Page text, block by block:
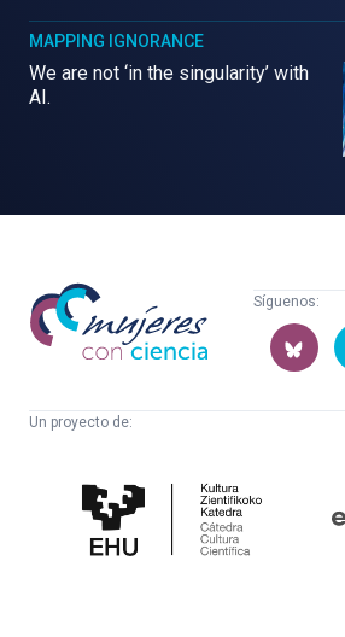
MAPPING IGNORANCE
We are not ‘in the singularity’ with
AI.
Mujeres
con
ciencia
Síguenos:
Un proyecto de:
Cultura
Científica